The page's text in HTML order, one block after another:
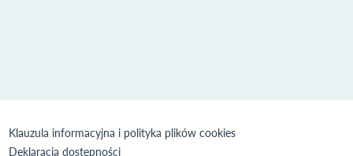
Klauzula informacyjna i polityka plików cookies
Deklaracja dostępności